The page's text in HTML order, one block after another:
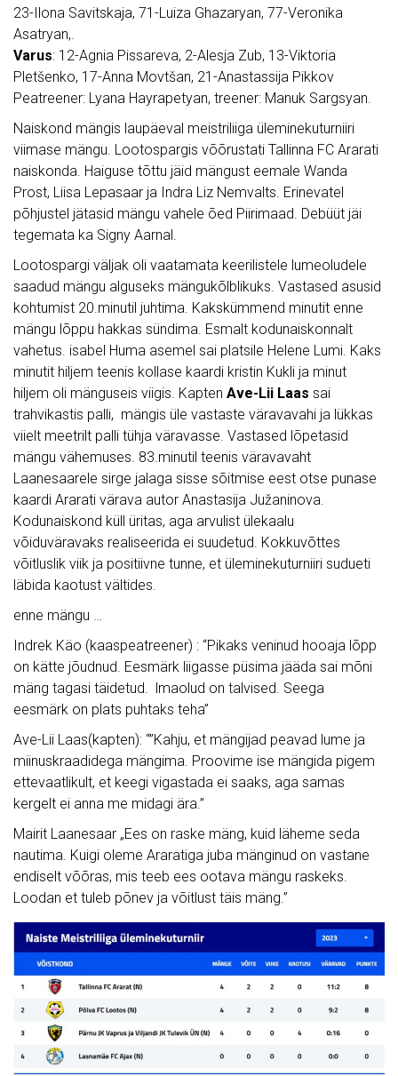
23-Ilona Savitskaja, 71-Luiza Ghazaryan, 77-Veronika
Asatryan,.
Varus: 12-Agnia Pissareva, 2-Alesja Zub, 13-Viktoria
Pletšenko, 17-Anna Movtšan, 21-Anastassija Pikkov
Peatreener: Lyana Hayrapetyan, treener: Manuk Sargsyan.
Naiskond mängis laupäeval meistriliiga üleminekuturniiri
viimase mängu. Lootospargis võõrustati Tallinna FC Ararati
naiskonda. Haiguse tõttu jäid mängust eemale Wanda
Prost, Liisa Lepasaar ja Indra Liz Nemvalts. Erinevatel
põhjustel jätasid mängu vahele õed Piirimaad. Debüüt jäi
tegemata ka Signy Aarnal.
Lootospargi väljak oli vaatamata keerilistele lumeoludele
saadud mängu alguseks mängukõlblikuks. Vastased asusid
kohtumist 20.minutil juhtima. Kakskümmend minutit enne
mängu lõppu hakkas sündima. Esmalt kodunaiskonnalt
vahetus. isabel Huma asemel sai platsile Helene Lumi. Kaks
minutit hiljem teenis kollase kaardi kristin Kukli ja minut
hiljem oli mänguseis viigis. Kapten Ave-Lii Laas sai
trahvikastis palli, mängis üle vastaste väravavahi ja lükkas
viielt meetrilt palli tühja väravasse. Vastased lõpetasid
mängu vähemuses. 83.minutil teenis väravavaht
Laanesaarele sirge jalaga sisse sõitmise eest otse punase
kaardi Ararati värava autor Anastasija Južaninova.
Kodunaiskond küll üritas, aga arvulist ülekaalu
võiduväravaks realiseerida ei suudetud. Kokkuvõttes
võitluslik viik ja positiivne tunne, et üleminekuturniiri sudueti
läbida kaotust vältides.
enne mängu …
Indrek Käo (kaaspeatreener) : “Pikaks veninud hooaja lõpp
on kätte jõudnud. Eesmärk liigasse püsima jääda sai mõni
mäng tagasi täidetud. lmaolud on talvised. Seega
eesmärk on plats puhtaks teha”
Ave-Lii Laas(kapten): “”Kahju, et mängijad peavad lume ja
miinuskraadidega mängima. Proovime ise mängida pigem
ettevaatlikult, et keegi vigastada ei saaks, aga samas
kergelt ei anna me midagi ära.”
Mairit Laanesaar „Ees on raske mäng, kuid läheme seda
nautima. Kuigi oleme Araratiga juba mänginud on vastane
endiselt võõras, mis teeb ees ootava mängu raskeks.
Loodan et tuleb põnev ja võitlust täis mäng.”